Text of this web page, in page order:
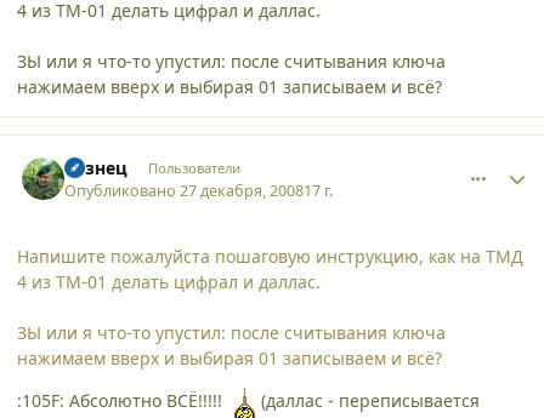
4 из ТМ-01 делать цифрал и даллас.
ЗЫ или я что-то упустил: после считывания ключа
нажимаем вверх и выбирая 01 записываем и всё?
Кузнец Пользователи
Опубликовано27 декабря, 200817 г.
Напишите пожалуйста пошаговую инструкцию, как на ТМД
4 из ТМ-01 делать цифрал и даллас.
ЗЫ или я что-то упустил: после считывания ключа
нажимаем вверх и выбирая 01 записываем и всё?
:105F: Абсолютно ВСЁ!!!!!
(даллас - переписывается